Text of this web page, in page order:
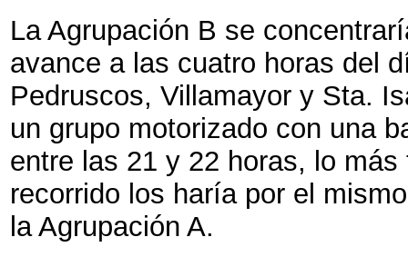
La Agrupación B se
avance a las cuatro horas del
Pedruscos, Villamayor y Sta.
un grupo motorizado con una
entre las 21 y 22 horas, lo
recorrido los haría por el
la Agrupación A.